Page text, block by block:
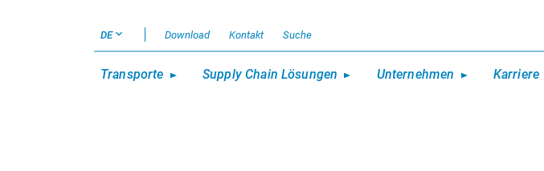
DE Download Kontakt Suche
Transporte Supply Chain Lösungen Unternehmen Karriere